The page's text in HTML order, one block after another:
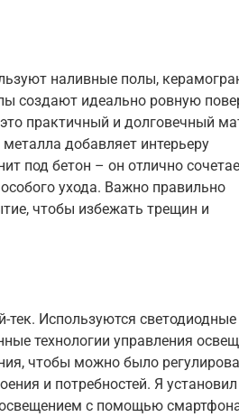
наливные полы,
создают идеально ровную
практичный и долговечный
добавляет интерьеру
под бетон – он отлично
ухода. Важно правильно
чтобы избежать трещин и
тек. Используются светодиодные
технологии управления
чтобы можно было
и потребностей. Я
с помощью